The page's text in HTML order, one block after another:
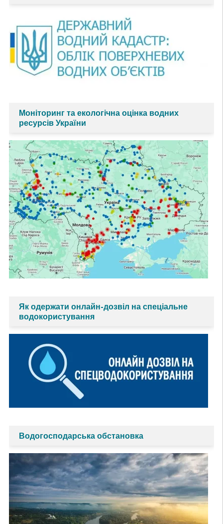
Моніторинг та екологічна оцінка водних
ресурсів України
Як одержати онлайн-дозвіл на спеціальне
водокористування
Водогосподарська обстановка